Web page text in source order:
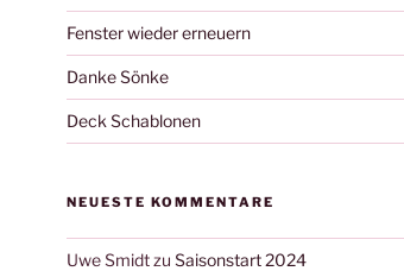
Fenster wieder erneuern
Danke Sönke
Deck Schablonen
NEUESTE KOMMENTARE
Uwe Smidtzu Saisonstart 2024